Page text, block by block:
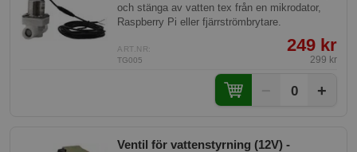
och stänga av vatten tex från en mikrodator,
Raspberry Pi eller fjärrströmbrytare.
ART.NR:
TG005
249 kr
299 kr
0 +
Ventil för vattenstyrning (12V) -